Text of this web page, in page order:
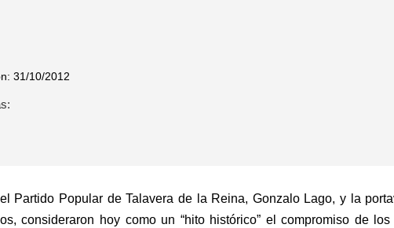
31/10/2012
Partido Popular de Talavera de la Reina, Gonzalo Lago, y la
consideraron hoy como un “hito histórico” el compromiso de